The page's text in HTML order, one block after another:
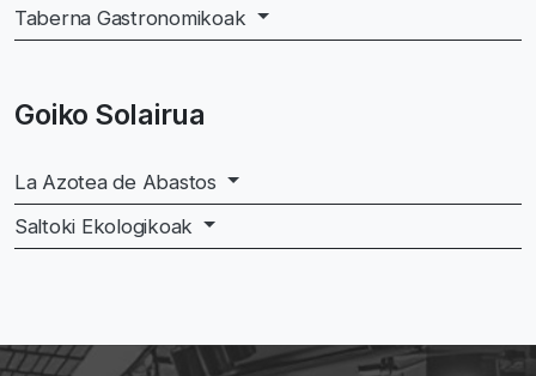
Taberna Gastronomikoak
Goiko Solairua
La Azotea de Abastos
Saltoki Ekologikoak